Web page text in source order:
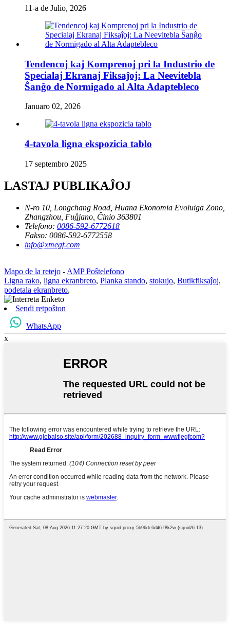
11-a de Julio, 2026
Tendencoj kaj Komprenoj pri la Industrio de
Specialaj Ekranaj Fiksaĵoj: La Neevitebla
Ŝanĝo de Normigado al Alta Adaptebleco
Januaro 02, 2026
4-tavola ligna ekspozicia tablo
17 septembro 2025
LASTAJ PUBLIKAĴOJ
N-ro 10, Longchang Road, Huana Ekonomia Evoluiga Zono,
Zhangzhou, Fuĝjano, Ĉinio 363801
Telefono: 0086-592-6772618
Fakso: 0086-592-6772558
info@xmegf.com
Mapo de la retejo - AMP Poŝtelefono
Ligna rako, ligna ekranbreto, Planka stando, stokujo, Butikfiksaĵoj,
podetala ekranbreto,
Sendi retpoŝton
WhatsApp
x